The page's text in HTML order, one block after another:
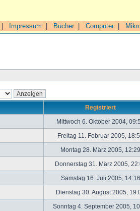
Impressum Bücher| Computer|
Registriert
Mittwoch 6. Oktober 2004,
Freitag 11. Februar 2005,
Montag 28. März 2005, 12:29
Donnerstag 31. März 2005,
Samstag 16. Juli 2005, 14:16
Dienstag 30. August 2005,
Sonntag 4. September 2005,